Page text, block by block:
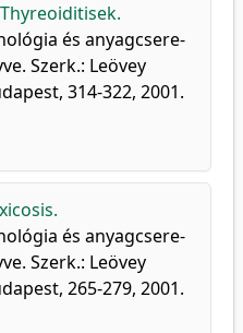
Thyreoiditisek.
és anyagcsere-
Szerk.: Leövey
314-322, 2001.
és anyagcsere-
Szerk.: Leövey
265-279, 2001.